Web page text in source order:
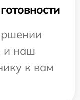
и наш
к вам